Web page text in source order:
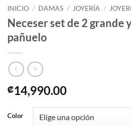
INICIO / DAMAS / JOYERÍA /
Neceser set de 2 grande
pañuelo
₡14,990.00
Color